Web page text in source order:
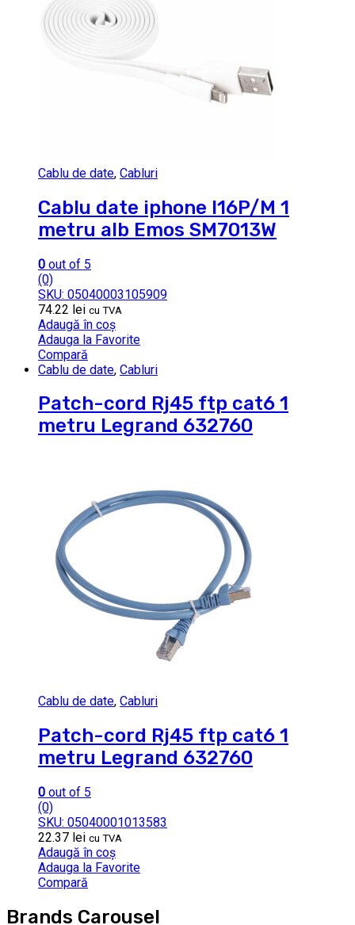
Cablu de date, Cabluri
Cablu date iphone I16P/M 1
metru alb Emos SM7013W
0 out of 5
(0)
SKU: 05040003105909
74.22 lei cu TVA
Adaugă în coș
Adauga la Favorite
Compară
Cablu de date, Cabluri
Patch-cord Rj45 ftp cat6 1
metru Legrand 632760
Cablu de date, Cabluri
Patch-cord Rj45 ftp cat6 1
metru Legrand 632760
0 out of 5
(0)
SKU: 05040001013583
22.37 lei cu TVA
Adaugă în coș
Adauga la Favorite
Compară
Brands Carousel